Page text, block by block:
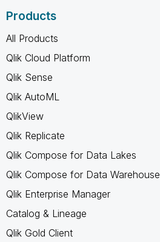
Products
All Products
Qlik Cloud Platform
Qlik Sense
Qlik AutoML
QlikView
Qlik Replicate
Qlik Compose for Data Lakes
Qlik Compose for Data Warehouse
Qlik Enterprise Manager
Catalog & Lineage
Qlik Gold Client